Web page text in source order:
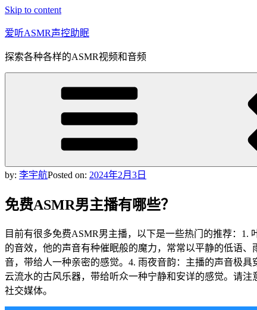
Skip to content
爱听ASMR声控助眠
探索各种各样的ASMR视频和音频
by: 李宇航Posted on: 2024年2月3日
免费ASMR男主播有哪些？
目前有很多免费ASMR男主播，以下是一些热门的推荐：
的音效，他的声音有种催眠般的魔力，常常以平静的低语
音，带给人一种亲密的感觉。4. 雨夜音韵：主播的声音极
云流水的古风乐器，带给听众一种宁静和安详的感觉。请
社交媒体。